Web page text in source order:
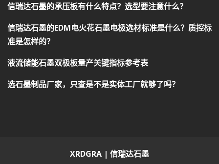
信瑞达石墨的承压板有什么特点？选型要注意什么？
信瑞达石墨的EDM电火花石墨电极选材标准是什么？质控标
准是怎样的？
液流储能石墨双极板量产关键指标参考表
选石墨制品厂家，只查是不是实体工厂就够了吗？
XRDGRA | 信瑞达石墨